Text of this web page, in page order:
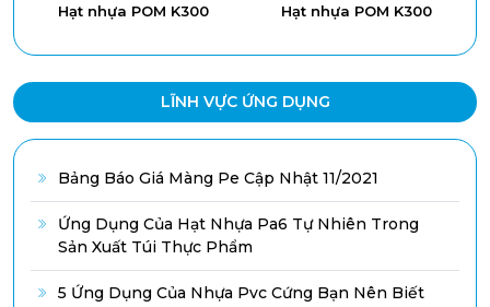
Hạt nhựa POM K300 Hạt nhựa POM K300
LĨNH VỰC ỨNG DỤNG
Bảng Báo Giá Màng Pe Cập Nhật 11/2021
Ứng Dụng Của Hạt Nhựa Pa6 Tự Nhiên Trong
Sản Xuất Túi Thực Phẩm
5 Ứng Dụng Của Nhựa Pvc Cứng Bạn Nên Biết